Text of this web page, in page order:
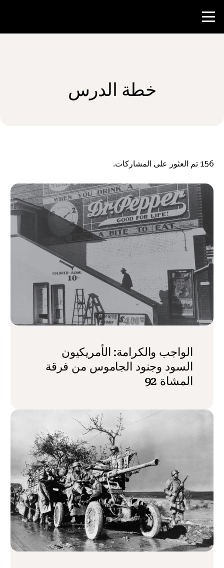
موارد المعلم
شارك
خطة الدرس
156 تم العثور على المشاركات.
الواجب والكرامة: الأمريكيون
السود وجنود الجاموس من فرقة
المشاة 92